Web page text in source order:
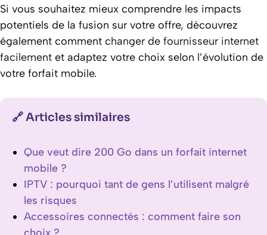
Si vous souhaitez mieux comprendre les impacts
potentiels de la fusion sur votre offre, découvrez
également comment changer de fournisseur internet
facilement et adaptez votre choix selon l’évolution de
votre forfait mobile.
🔗 Articles similaires
Que veut dire 200 Go dans un forfait internet
mobile ?
IPTV : pourquoi tant de gens l’utilisent malgré
les risques
Accessoires connectés : comment faire son